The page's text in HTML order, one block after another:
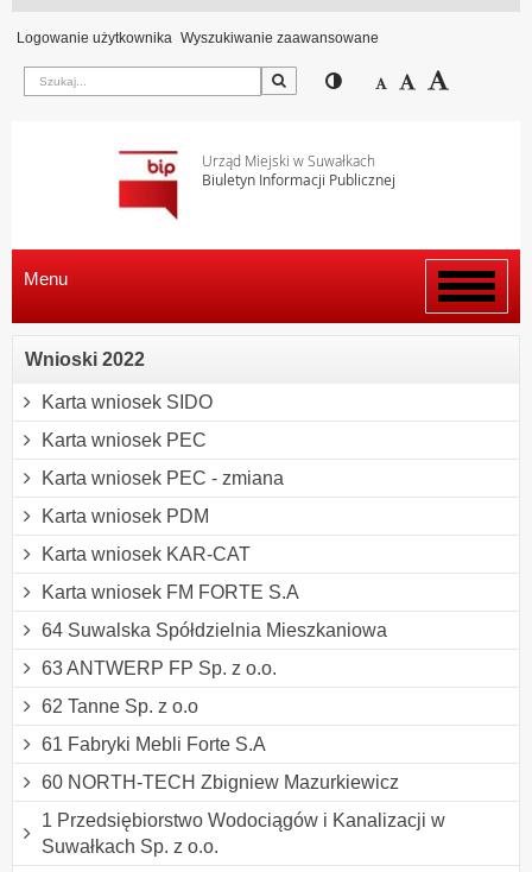
Logowanie użytkownika Wyszukiwanie zaawansowane
Szukaj Przełącz pomiędzy
Zmniejsz
Domyślny
Urząd Miejski w Suwałkach
Biuletyn Informacji Publicznej
Włącz
menu
Menu
Wnioski 2022
Karta wniosek SIDO
Karta wniosek PEC
Karta wniosek PEC - zmiana
Karta wniosek PDM
Karta wniosek KAR-CAT
Karta wniosek FM FORTE S.A
64 Suwalska Spółdzielnia Mieszkaniowa
63 ANTWERP FP Sp. z o.o.
62 Tanne Sp. z o.o
61 Fabryki Mebli Forte S.A
60 NORTH-TECH Zbigniew Mazurkiewicz
1 Przedsiębiorstwo Wodociągów i Kanalizacji w
Suwałkach Sp. z o.o.